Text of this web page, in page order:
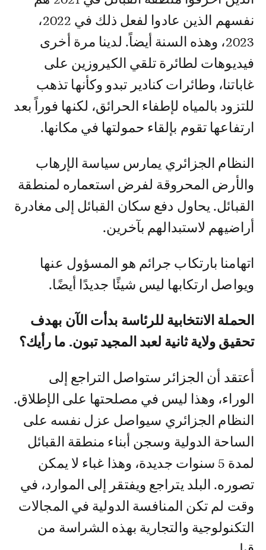
نفسهم الذين عادوا لفعل ذلك في 2022،
2023، وهذه السنة أيضاً. لدينا مرة أخرى
فيديوهات لطائرة تلقي الكيروزين على
غاباتنا، وطائرات كنادير تبدو وكأنها تذهب
للتزود بالمياه لإطفاء الحرائق، لكنها فوراً بعد
ارتفاعها تقوم بإلقاء حمولتها في مكانها.
النظام الجزائري يمارس سياسة الإرهاب
والأرض المحروقة لفرض استعماره لمنطقة
القبائل. يحاول دفع سكان القبائل إلى مغادرة
أراضيهم لاستبدالهم بآخرين.
اتهامنا بارتكاب جرائم هو المسؤول عنها
ويواصل ارتكابها ليس شيئًا جديدًا أيضًا.
الحملة الانتخابية للرئاسة بدأت الآن بهدف
تحقيق ولاية ثانية لعبد المجيد تبون. ما رأيك؟
أعتقد أن الجزائر ستواصل التراجع إلى
الوراء، وهذا ليس في مصلحتها على الإطلاق.
النظام الجزائري سيواصل عزل نفسه على
الساحة الدولية وسجن أبناء منطقة القبائل
لمدة 5 سنوات جديدة، وهذا غباء لا يمكن
تصوره. البلد يتراجع ويفتقر إلى الموارد، في
وقت لم تكن المنافسة الدولية في المجالات
التكنولوجية والتجارية بهذه الشراسة من